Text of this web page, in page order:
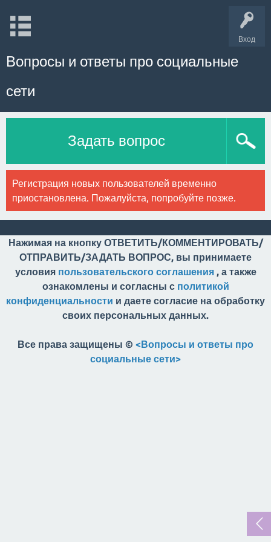
Вход
Вопросы и ответы про социальные
сети
Задать вопрос
Регистрация новых пользователей временно
приостановлена. Пожалуйста, попробуйте позже.
Нажимая на кнопку ОТВЕТИТЬ/КОММЕНТИРОВАТЬ/
ОТПРАВИТЬ/ЗАДАТЬ ВОПРОС, вы принимаете
условия пользовательского соглашения, а также
ознакомлены и согласны с политикой
конфиденциальности и даете согласие на обработку
своих персональных данных.
Все права защищены © <Вопросы и ответы про
социальные сети>